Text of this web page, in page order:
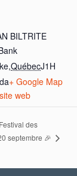
BILTRITE
,QuébecJ1H
+ Google Map
web
des
septembre 🎉